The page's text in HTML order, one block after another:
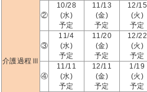
介護過程Ⅲ
②
10/28
(水)
予定
11/13
(金)
予定
12/15
(火)
予定
③
11/4
(水)
予定
11/20
(金)
予定
12/22
(火)
予定
④
11/11
(水)
予定
12/11
(金)
予定
1/19
(火)
予定